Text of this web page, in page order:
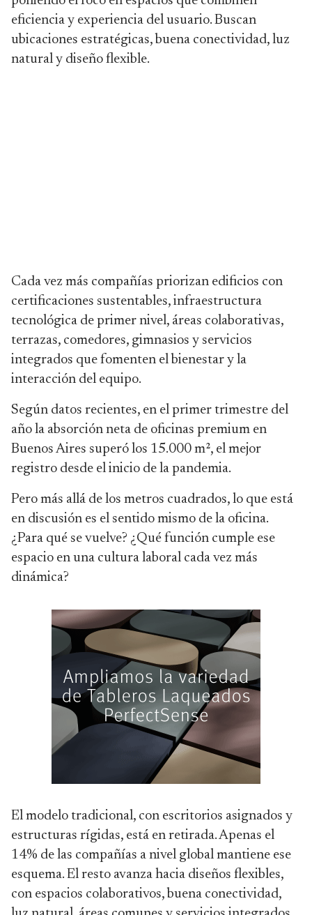
eficiencia y experiencia del usuario. Buscan
ubicaciones estratégicas, buena conectividad, luz
natural y diseño flexible.
Cada vez más compañías priorizan edificios con
certificaciones sustentables, infraestructura
tecnológica de primer nivel, áreas colaborativas,
terrazas, comedores, gimnasios y servicios
integrados que fomenten el bienestar y la
interacción del equipo.
Según datos recientes, en el primer trimestre del
año la absorción neta de oficinas premium en
Buenos Aires superó los 15.000 m², el mejor
registro desde el inicio de la pandemia.
Pero más allá de los metros cuadrados, lo que está
en discusión es el sentido mismo de la oficina.
¿Para qué se vuelve? ¿Qué función cumple ese
espacio en una cultura laboral cada vez más
dinámica?
El modelo tradicional, con escritorios asignados y
estructuras rígidas, está en retirada. Apenas el
14% de las compañías a nivel global mantiene ese
esquema. El resto avanza hacia diseños flexibles,
con espacios colaborativos, buena conectividad,